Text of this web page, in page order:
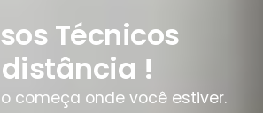
Técnicos
!
começa onde você estiver.